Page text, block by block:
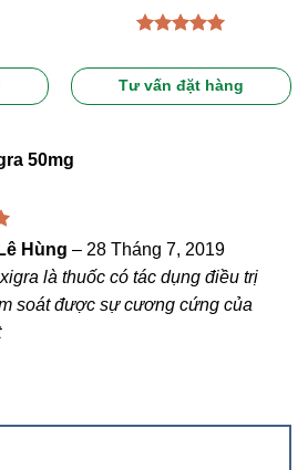
hạng5.00
5 sao
Tư vấn đặt hàng
50mg
Hùng – 28 Tháng 7, 2019
là thuốc có tác dụng điều trị
soát được sự cương cứng của